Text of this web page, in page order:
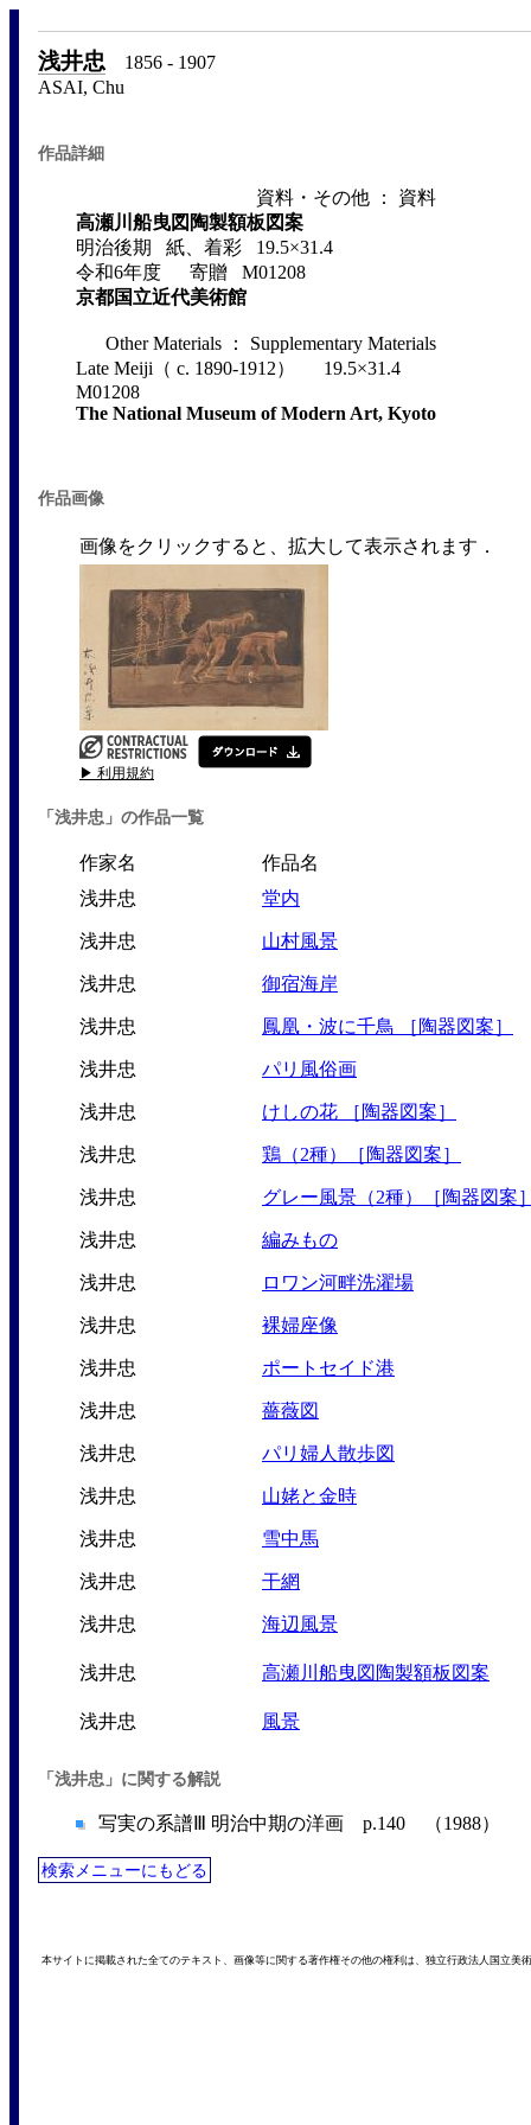
浅井忠 1856 - 1907
ASAI, Chu
作品詳細
資料・その他 ： 資料
高瀬川船曳図陶製額板図案
明治後期 紙、着彩 19.5×31.4
令和6年度 寄贈 M01208
京都国立近代美術館
Other Materials ： Supplementary Materials
Late Meiji（ c. 1890-1912） 19.5×31.4
M01208
The National Museum of Modern Art, Kyoto
作品画像
画像をクリックすると、拡大して表示されます．
▶ 利用規約
「浅井忠」の作品一覧
作家名
作品名
浅井忠
堂内
浅井忠 山村風景
浅井忠 御宿海岸
浅井忠 鳳凰・波に千鳥 ［陶器図案］
浅井忠 パリ風俗画
浅井忠 けしの花 ［陶器図案］
浅井忠 鶏（2種）［陶器図案］
浅井忠 グレー風景（2種）［陶器図案
浅井忠 編みもの
浅井忠 ロワン河畔洗濯場
浅井忠 裸婦座像
浅井忠 ポートセイド港
浅井忠 薔薇図
浅井忠 パリ婦人散歩図
浅井忠 山姥と金時
浅井忠 雪中馬
浅井忠 干網
浅井忠 海辺風景
浅井忠 高瀬川船曳図陶製額板図案
浅井忠 風景
「浅井忠」に関する解説
写実の系譜Ⅲ 明治中期の洋画 p.140 （1988）
検索メニューにもどる
本サイトに掲載された全てのテキスト、画像等に関する著作権その他の権利は、独立行政法人国立